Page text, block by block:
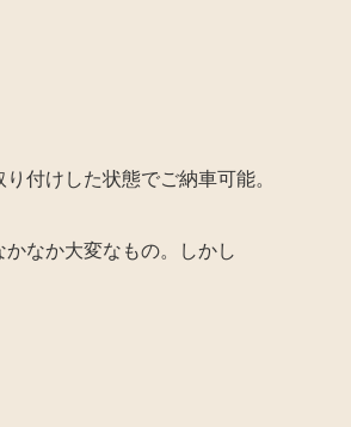
付けした状態でご納車可能。
なか大変なもの。しかし